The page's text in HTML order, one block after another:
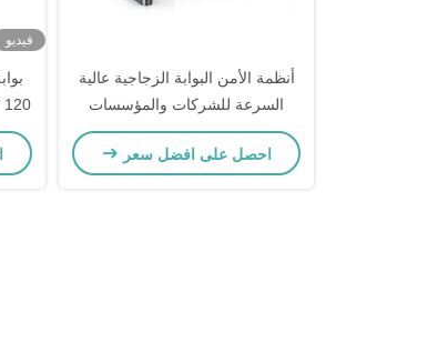
أنظمة الأمن البوابة الزجاجية عالية
السرعة للشركات والمؤسسات
احصل على افضل سعر
فيديو
120 * 980 مم للمطارات / المكتبات